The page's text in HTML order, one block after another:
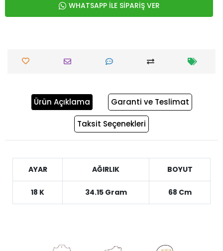
WHATSAPP İLE SİPARİŞ VER
Ürün Açıklama Garanti ve Teslimat
Taksit Seçenekleri
AYAR AĞIRLIK BOYUT
18 K 34.15 Gram 68 Cm